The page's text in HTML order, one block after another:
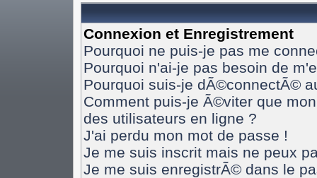
Connexion et Enregistrement
Pourquoi ne puis-je pas me
Pourquoi n'ai-je pas besoin de
Pourquoi suis-je dÃ©connectÃ©
Comment puis-je Ã©viter que
des utilisateurs en ligne ?
J'ai perdu mon mot de passe !
Je me suis inscrit mais ne peux
Je me suis enregistrÃ© dans le